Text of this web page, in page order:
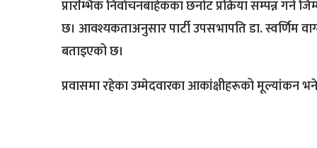
प्रारम्भिक निर्वाचनबाहेकका छनोट प्रक्रिया सम्पन्न
छ। आवश्यकताअनुसार पार्टी उपसभापति डा. स्वर्णिम
बताइएको छ।
प्रवासमा रहेका उम्मेदवारका आकांक्षीहरूको मूल्यांकन